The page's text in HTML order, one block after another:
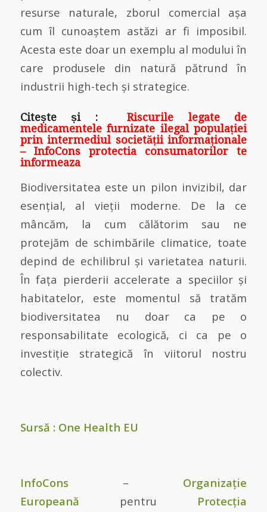
resurse naturale, zborul comercial așa
cum îl cunoaștem astăzi ar fi imposibil.
Acesta este doar un exemplu al modului în
care produsele din natură pătrund în
industrii high-tech și strategice.
Citește și :Riscurile legate de
medicamentele furnizate ilegal populației
prin intermediul societății informaționale
– InfoCons protectia consumatorilor te
informeaza
Biodiversitatea este un pilon invizibil, dar
esențial, al vieții moderne. De la ce
mâncăm, la cum călătorim sau ne
protejăm de schimbările climatice, toate
depind de echilibrul și varietatea naturii.
În fața pierderii accelerate a speciilor și
habitatelor, este momentul să tratăm
biodiversitatea nu doar ca pe o
responsabilitate ecologică, ci ca pe o
investiție strategică în viitorul nostru
colectiv.
Sursă : One Health EU
InfoCons– Organizație
Europeană pentru Protecția